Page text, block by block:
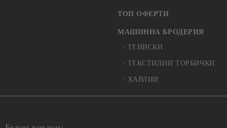
ТОП ОФЕРТИ
МАШИННА БРОДЕРИЯ
ТЕНИСКИ
ТЕКСТИЛНИ ТОРБИЧКИ
ХАВЛИИ